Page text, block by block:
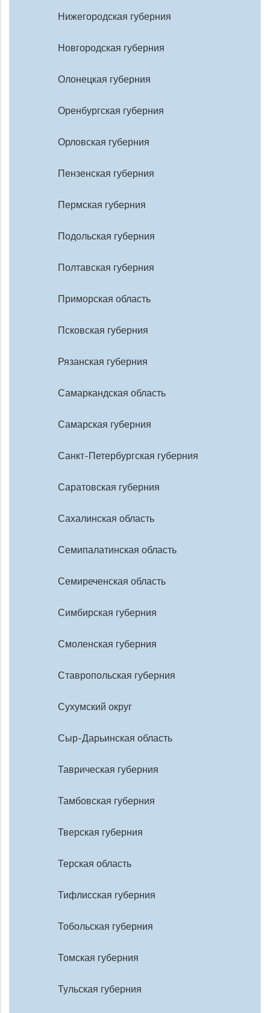
Нижегородская губерния
Новгородская губерния
Олонецкая губерния
Оренбургская губерния
Орловская губерния
Пензенская губерния
Пермская губерния
Подольская губерния
Полтавская губерния
Приморская область
Псковская губерния
Рязанская губерния
Самаркандская область
Самарская губерния
Санкт-Петербургская губерния
Саратовская губерния
Сахалинская область
Семипалатинская область
Семиреченская область
Симбирская губерния
Смоленская губерния
Ставропольская губерния
Сухумский округ
Сыр-Дарьинская область
Таврическая губерния
Тамбовская губерния
Тверская губерния
Терская область
Тифлисская губерния
Тобольская губерния
Томская губерния
Тульская губерния